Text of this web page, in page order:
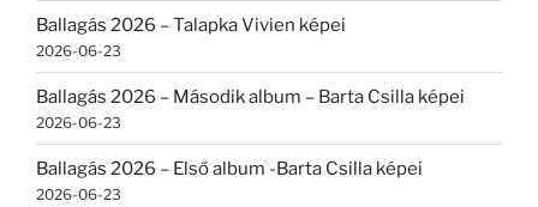
Ballagás 2026 – Talapka Vivien képei
2026-06-23
Ballagás 2026 – Második album – Barta Csilla képei
2026-06-23
Ballagás 2026 – Első album -Barta Csilla képei
2026-06-23